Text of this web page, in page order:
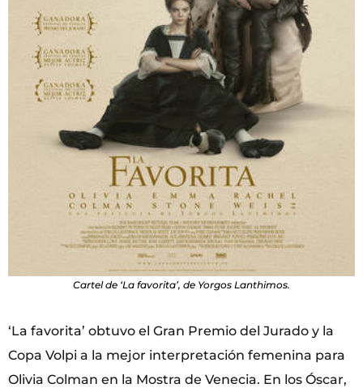
Cartel de ‘La favorita’, de Yorgos Lanthimos.
‘La favorita’ obtuvo el Gran Premio del Jurado y la
Copa Volpi a la mejor interpretación femenina para
Olivia Colman en la Mostra de Venecia. En los Óscar,